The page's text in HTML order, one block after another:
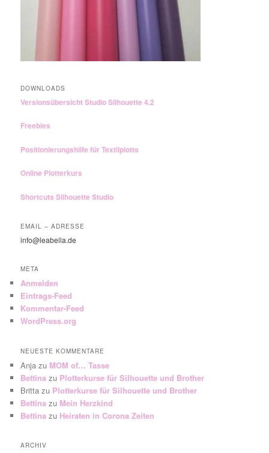
DOWNLOADS
Versionsübersicht Studio Silhouette 4.2
Freebies
Positionierungshilfe für Textilplotts
Online Plotterkurs
Shortcuts Silhouette Studio
EMAIL – ADRESSE
info@leabella.de
META
Anmelden
Eintrags-Feed
Kommentar-Feed
WordPress.org
NEUESTE KOMMENTARE
Anja zu MOM of… Tasse
Bettina zu Plotterkurse für Silhouette und Brother
Britta zu Plotterkurse für Silhouette und Brother
Bettina zu Mein Herzkind
Bettina zu Heiraten in Corona Zeiten
ARCHIV